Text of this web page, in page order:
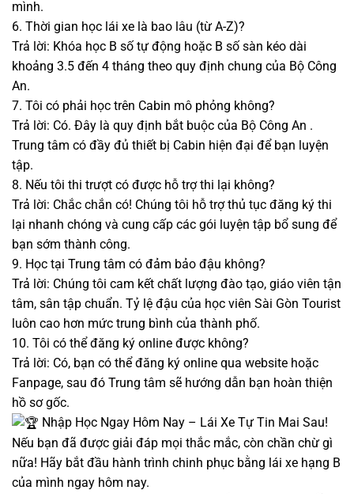
mình.
6. Thời gian học lái xe là bao lâu (từ A-Z)?
Trả lời: Khóa học B số tự động hoặc B số sàn kéo dài
khoảng 3.5 đến 4 tháng theo quy định chung của Bộ Công
An.
7. Tôi có phải học trên Cabin mô phỏng không?
Trả lời: Có. Đây là quy định bắt buộc của Bộ Công An .
Trung tâm có đầy đủ thiết bị Cabin hiện đại để bạn luyện
tập.
8. Nếu tôi thi trượt có được hỗ trợ thi lại không?
Trả lời: Chắc chắn có! Chúng tôi hỗ trợ thủ tục đăng ký thi
lại nhanh chóng và cung cấp các gói luyện tập bổ sung để
bạn sớm thành công.
9. Học tại Trung tâm có đảm bảo đậu không?
Trả lời: Chúng tôi cam kết chất lượng đào tạo, giáo viên tận
tâm, sân tập chuẩn. Tỷ lệ đậu của học viên Sài Gòn Tourist
luôn cao hơn mức trung bình của thành phố.
10. Tôi có thể đăng ký online được không?
Trả lời: Có, bạn có thể đăng ký online qua website hoặc
Fanpage, sau đó Trung tâm sẽ hướng dẫn bạn hoàn thiện
hồ sơ gốc.
Nhập Học Ngay Hôm Nay – Lái Xe Tự Tin Mai Sau!
Nếu bạn đã được giải đáp mọi thắc mắc, còn chần chừ gì
nữa! Hãy bắt đầu hành trình chinh phục bằng lái xe hạng B
của mình ngay hôm nay.